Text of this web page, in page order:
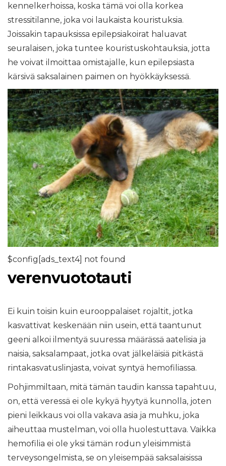
kennelkerhoissa, koska tämä voi olla korkea
stressitilanne, joka voi laukaista kouristuksia.
Joissakin tapauksissa epilepsiakoirat haluavat
seuralaisen, joka tuntee kouristuskohtauksia, jotta
he voivat ilmoittaa omistajalle, kun epilepsiasta
kärsivä saksalainen paimen on hyökkäyksessä.
$config[ads_text4] not found
verenvuototauti
Ei kuin toisin kuin eurooppalaiset rojaltit, jotka
kasvattivat keskenään niin usein, että taantunut
geeni alkoi ilmentyä suuressa määrässä aatelisia ja
naisia, saksalampaat, jotka ovat jälkeläisiä pitkästä
rintakasvatuslinjasta, voivat syntyä hemofiliassa.
Pohjimmiltaan, mitä tämän taudin kanssa tapahtuu,
on, että veressä ei ole kykyä hyytyä kunnolla, joten
pieni leikkaus voi olla vakava asia ja muhku, joka
aiheuttaa mustelman, voi olla huolestuttava. Vaikka
hemofilia ei ole yksi tämän rodun yleisimmistä
terveysongelmista, se on yleisempää saksalaisissa